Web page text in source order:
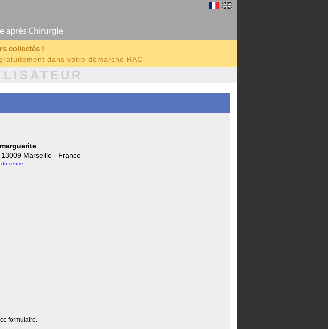
collectés !
dans votre démarche RAC
Marseille - France
du centre
formulaire.